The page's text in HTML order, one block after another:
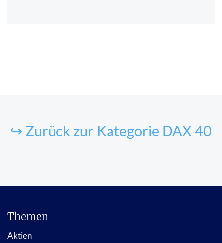
↪ Zurück zur Kategorie DAX 40
Themen
Aktien